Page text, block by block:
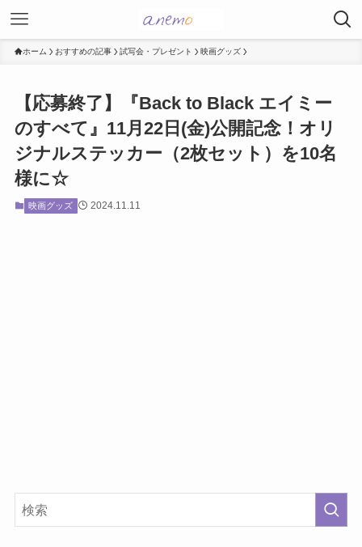
ホーム おすすめの記事 試写会・プレゼント 映画グッズ
【応募終了】『Back to Black エイミー
のすべて』11月22日(金)公開記念！オリ
ジナルステッカー（2枚セット）を10名
様に☆
映画グッズ 2024.11.11